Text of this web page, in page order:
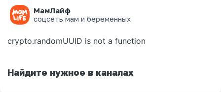
МамЛайф
соцсеть мам и беременных
Ошибка на странице
crypto.randomUUID is not a function
Найдите нужное в каналах